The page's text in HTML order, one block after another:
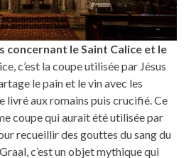
concernant le Saint Calice et le
c’est la coupe utilisée par Jésus
le pain et le vin avec les
livré aux romains puis crucifié. Ce
coupe qui aurait été utilisée par
recueillir des gouttes du sang du
c’est un objet mythique qui